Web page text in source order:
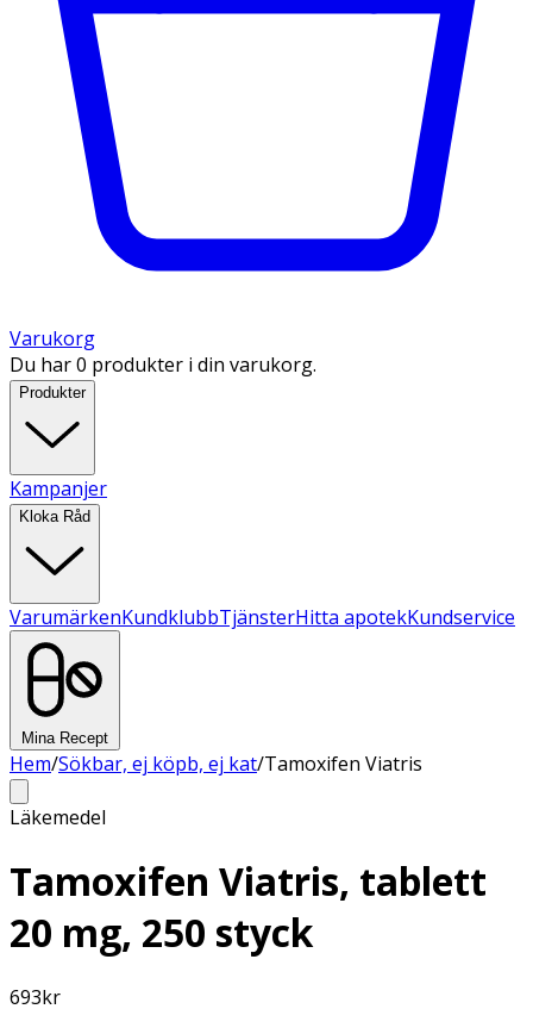
Varukorg
Du har 0 produkter i din varukorg.
Produkter
Kampanjer
Kloka Råd
VarumärkenKundklubbTjänsterHitta apotekKundservice
Mina Recept
Hem/Sökbar, ej köpb, ej kat/Tamoxifen Viatris
Läkemedel
Tamoxifen Viatris, tablett
20 mg, 250 styck
693kr